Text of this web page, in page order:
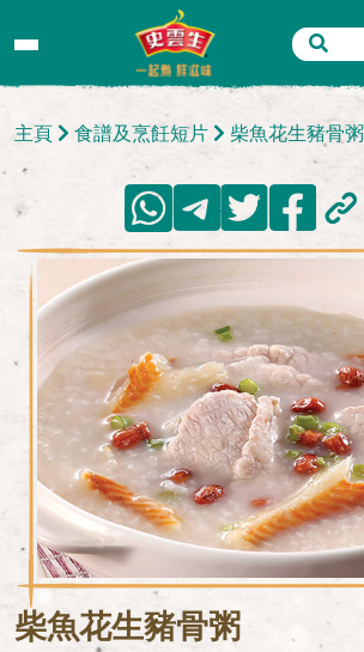
主頁 食譜及烹飪短片 柴魚花生豬骨粥
柴魚花生豬骨粥